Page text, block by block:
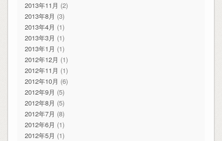
2013年11月 (2)
2013年8月 (3)
2013年4月 (1)
2013年3月 (1)
2013年1月 (1)
2012年12月 (1)
2012年11月 (1)
2012年10月 (6)
2012年9月 (5)
2012年8月 (5)
2012年7月 (8)
2012年6月 (1)
2012年5月 (1)